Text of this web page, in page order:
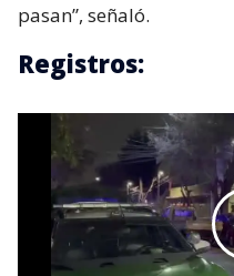
pasan”, señaló.
Registros: